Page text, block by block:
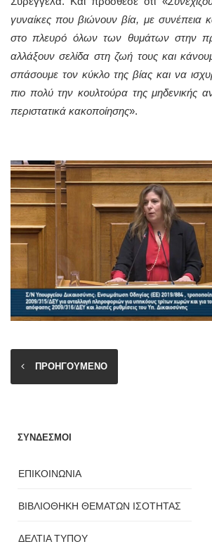
γυναίκες που βιώνουν βία, με συνέπεια
στο πλευρό όλων των θυμάτων στην
αλλάξουν σελίδα στη ζωή τους και
σπάσουμε τον κύκλο της βίας και να
πιο πολύ την κουλτούρα της μηδενικής
περιστατικά κακοποίησης».
ΠΡΟΗΓΟΥΜΕΝΟ
ΣΥΝΔΕΣΜΟΙ
ΕΠΙΚΟΙΝΩΝΙΑ
ΒΙΒΛΙΟΘΗΚΗ ΘΕΜΑΤΩΝ ΙΣΟΤΗΤΑΣ
ΔΕΛΤΙΑ ΤΥΠΟΥ